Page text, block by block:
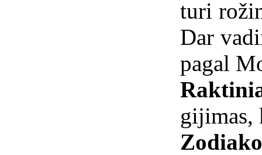
turi
Dar
pagal
gijimas,